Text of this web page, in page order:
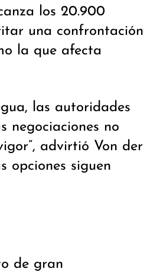
los 20.900
una confrontación
la que afecta
las autoridades
negociaciones no
advirtió Von der
opciones siguen
de gran